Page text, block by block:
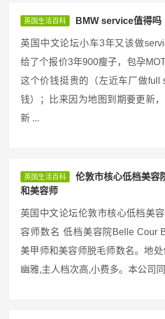
英国生活百科 BMW service值得吗
英国中文论坛小车3年又该做
给了个报价3年900瘦子，包孕
这个价钱挺贵的（左近车厂做full
钱）；比来因为地图到期要更新
新 ...
英国生活百科
伦敦市核心低档美容
和美容师
英国中文论坛伦敦市核心低档美
容师数名 低档美容院Belle Cour
美甲师和美容师脱毛师数名。地
幽雅,主人档次高,小费多。本公司